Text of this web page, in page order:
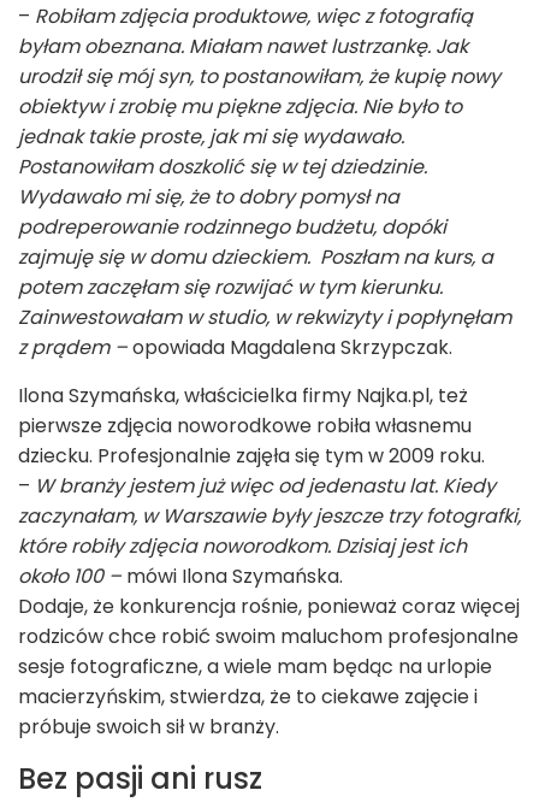
– Robiłam zdjęcia produktowe, więc z fotografią
byłam obeznana. Miałam nawet lustrzankę. Jak
urodził się mój syn, to postanowiłam, że kupię nowy
obiektyw i zrobię mu piękne zdjęcia. Nie było to
jednak takie proste, jak mi się wydawało.
Postanowiłam doszkolić się w tej dziedzinie.
Wydawało mi się, że to dobry pomysł na
podreperowanie rodzinnego budżetu, dopóki
zajmuję się w domu dzieckiem. Poszłam na kurs, a
potem zaczęłam się rozwijać w tym kierunku.
Zainwestowałam w studio, w rekwizyty i popłynęłam
z prądem –opowiada Magdalena Skrzypczak.
Ilona Szymańska, właścicielka firmy Najka.pl, też
pierwsze zdjęcia noworodkowe robiła własnemu
dziecku. Profesjonalnie zajęła się tym w 2009 roku.
– W branży jestem już więc od jedenastu lat. Kiedy
zaczynałam, w Warszawie były jeszcze trzy fotografki,
które robiły zdjęcia noworodkom. Dzisiaj jest ich
około 100 – mówi Ilona Szymańska.
Dodaje, że konkurencja rośnie, ponieważ coraz więcej
rodziców chce robić swoim maluchom profesjonalne
sesje fotograficzne, a wiele mam będąc na urlopie
macierzyńskim, stwierdza, że to ciekawe zajęcie i
próbuje swoich sił w branży.
Bez pasji ani rusz